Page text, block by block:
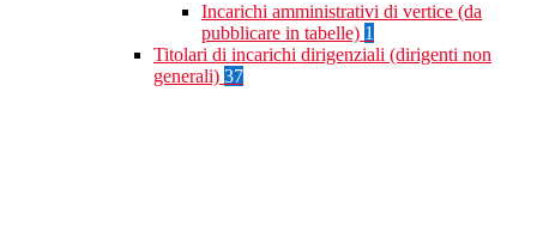
Incarichi amministrativi di vertice (da
pubblicare in tabelle) 1
Titolari di incarichi dirigenziali (dirigenti non
generali) 37